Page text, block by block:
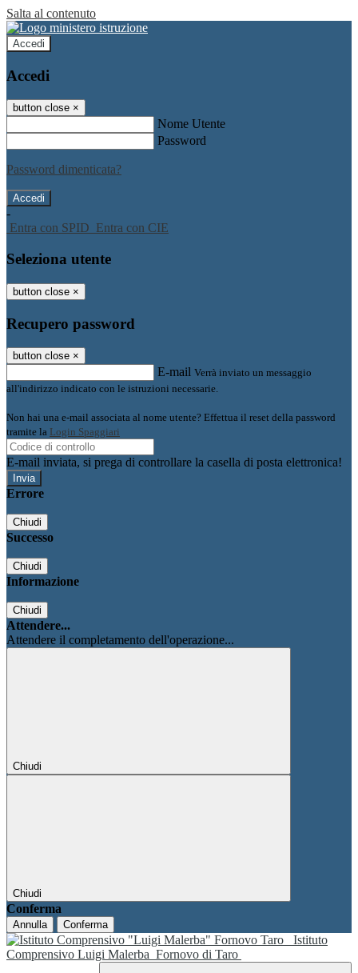
Salta al contenuto
Accedi
Accedi
button close ×
Nome Utente
Password
Password dimenticata?
-
Entra con SPID Entra con CIE
Seleziona utente
button close ×
Recupero password
button close ×
E-mail Verrà inviato un messaggio
all'indirizzo indicato con le istruzioni necessarie.
Non hai una e-mail associata al nome utente? Effettua il reset della password
tramite la Login Spaggiari
E-mail inviata, si prega di controllare la casella di posta elettronica!
Errore
Chiudi
Successo
Chiudi
Informazione
Chiudi
Attendere...
Attendere il completamento dell'operazione...
Chiudi
Chiudi
Conferma
Annulla Conferma
Istituto
Comprensivo Luigi Malerba Fornovo di Taro